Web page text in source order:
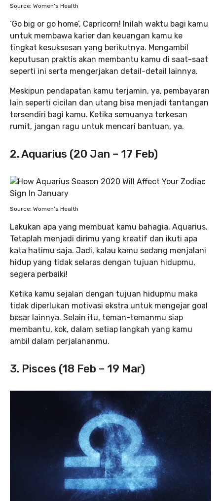
Source: Women’s Health
‘Go big or go home’, Capricorn! Inilah waktu bagi kamu
untuk membawa karier dan keuangan kamu ke
tingkat kesuksesan yang berikutnya. Mengambil
keputusan praktis akan membantu kamu di saat-saat
seperti ini serta mengerjakan detail-detail lainnya.
Meskipun pendapatan kamu terjamin, ya, pembayaran
lain seperti cicilan dan utang bisa menjadi tantangan
tersendiri bagi kamu. Ketika semuanya terkesan
rumit, jangan ragu untuk mencari bantuan, ya.
2. Aquarius (20 Jan – 17 Feb)
Source: Women’s Health
Lakukan apa yang membuat kamu bahagia, Aquarius.
Tetaplah menjadi dirimu yang kreatif dan ikuti apa
kata hatimu saja. Jadi, kalau kamu sedang menjalani
hidup yang tidak selaras dengan tujuan hidupmu,
segera perbaiki!
Ketika kamu sejalan dengan tujuan hidupmu maka
tidak diperlukan motivasi ekstra untuk mengejar goal
besar lainnya. Selain itu, teman-temanmu siap
membantu, kok, dalam setiap langkah yang kamu
ambil dalam perjalananmu.
3. Pisces (18 Feb – 19 Mar)